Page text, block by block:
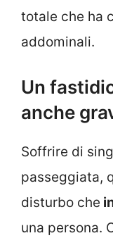
totale che ha
addominali.
Un
anche
Soffrire di
passeggiata,
disturbo che
una persona.